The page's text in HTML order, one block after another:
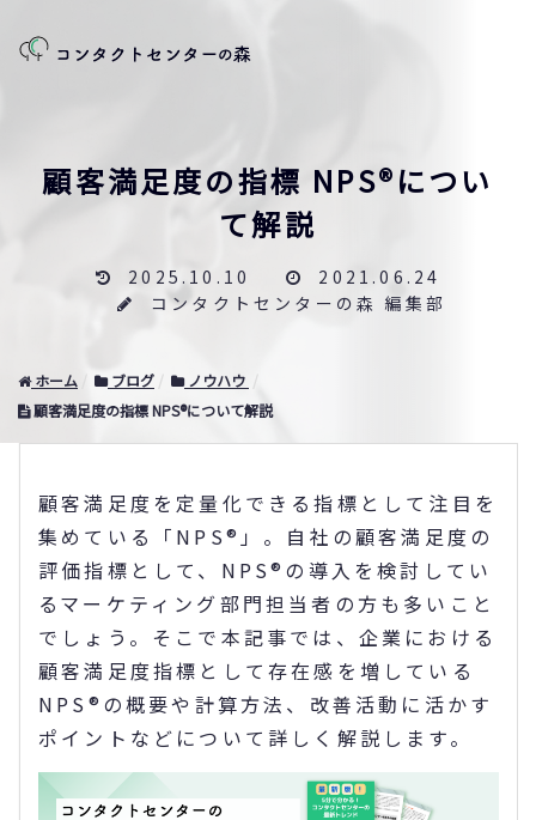
顧客満足度の指標 NPS®につい
て解説
2025.10.10
2021.06.24
コンタクトセンターの森 編集部
ホーム ブログ
ノウハウ
顧客満足度の指標 NPS®について解説
顧客満足度を定量化できる指標として注目を
集めている「NPS®」。自社の顧客満足度の
評価指標として、NPS®の導入を検討してい
るマーケティング部門担当者の方も多いこと
でしょう。そこで本記事では、企業における
顧客満足度指標として存在感を増している
NPS®の概要や計算方法、改善活動に活かす
ポイントなどについて詳しく解説します。